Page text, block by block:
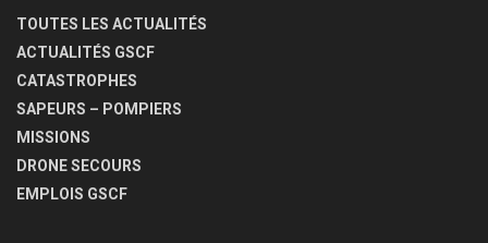
TOUTES LES ACTUALITÉS
ACTUALITÉS GSCF
CATASTROPHES
SAPEURS – POMPIERS
MISSIONS
DRONE SECOURS
EMPLOIS GSCF